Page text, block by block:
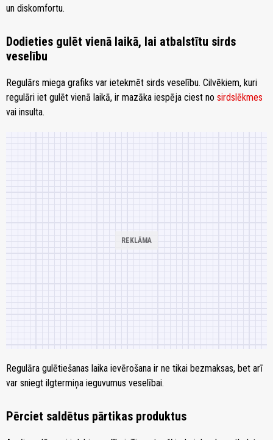
un diskomfortu.
Dodieties gulēt vienā laikā, lai atbalstītu sirds
veselību
Regulārs miega grafiks var ietekmēt sirds veselību. Cilvēkiem, kuri
regulāri iet gulēt vienā laikā, ir mazāka iespēja ciest no sirdslēkmes
vai insulta.
Regulāra gulētiešanas laika ievērošana ir ne tikai bezmaksas, bet arī
var sniegt ilgtermiņa ieguvumus veselībai.
Pērciet saldētus pārtikas produktus